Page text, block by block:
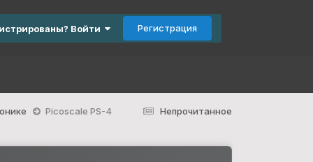
Войти Регистрация
Непрочитанное
Picoscale PS-4